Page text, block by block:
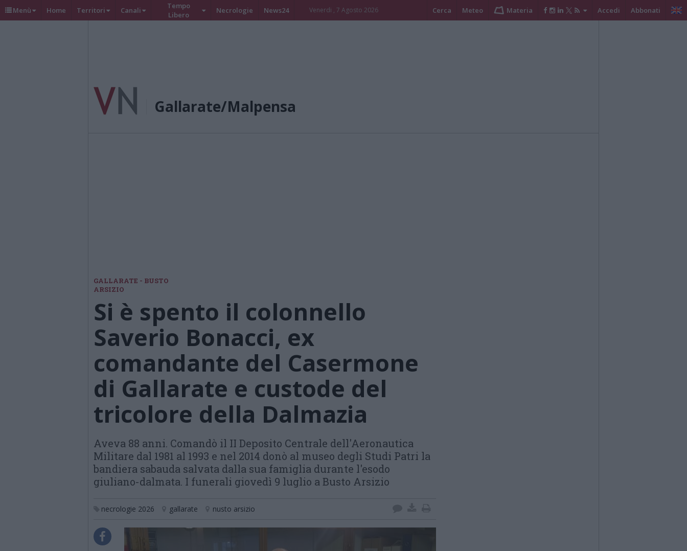
Menù Home Territori Canali
Tempo
Libero
Necrologie News24 Venerdi , 7 Agosto 2026 Cerca Meteo Materia Accedi Abbonati
Gallarate/Malpensa
GALLARATE - BUSTO
ARSIZIO
Si è spento il colonnello
Saverio Bonacci, ex
comandante del Casermone
di Gallarate e custode del
tricolore della Dalmazia
Aveva 88 anni. Comandò il II Deposito Centrale dell'Aeronautica
Militare dal 1981 al 1993 e nel 2014 donò al museo degli Studi Patri la
bandiera sabauda salvata dalla sua famiglia durante l'esodo
giuliano-dalmata. I funerali giovedì 9 luglio a Busto Arsizio
necrologie 2026 gallarate nusto arsizio